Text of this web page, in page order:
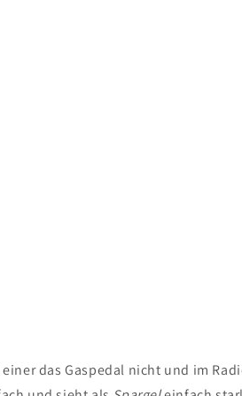
das Gaspedal nicht und im